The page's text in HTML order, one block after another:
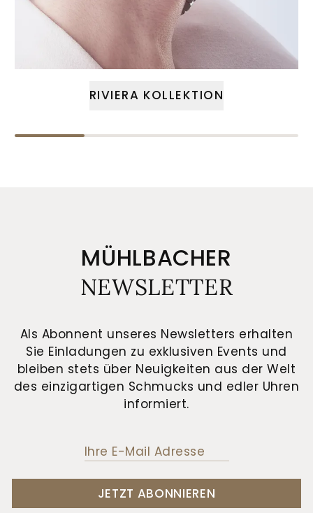
RIVIERA KOLLEKTION
MÜHLBACHER
NEWSLETTER
Als Abonnent unseres Newsletters erhalten
Sie Einladungen zu exklusiven Events und
bleiben stets über Neuigkeiten aus der Welt
des einzigartigen Schmucks und edler Uhren
informiert.
JETZT ABONNIEREN